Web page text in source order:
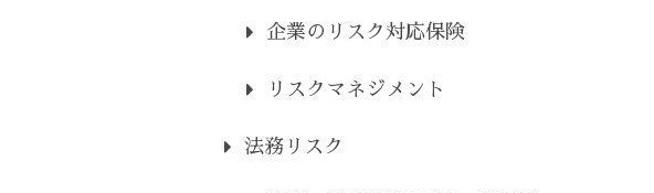
企業のリスク対応保険
リスクマネジメント
法務リスク